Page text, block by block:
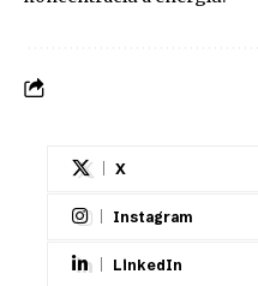
X
Instagram
LinkedIn